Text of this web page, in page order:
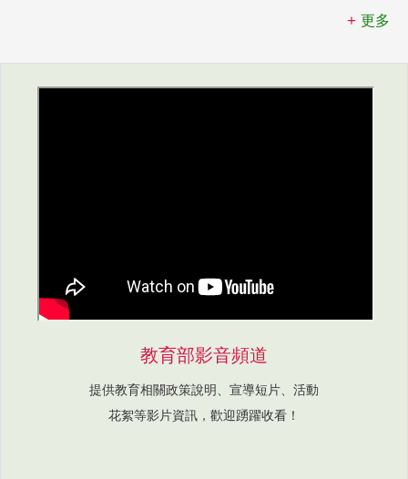
更多
教育部影音頻道
提供教育相關政策說明、宣導短片、活動
花絮等影片資訊，歡迎踴躍收看！